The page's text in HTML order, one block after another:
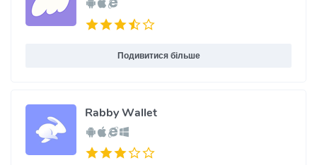
Подивитися більше
Rabby Wallet